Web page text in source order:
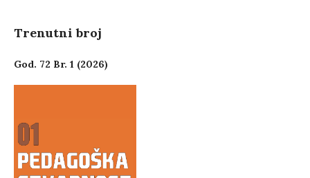
Trenutni broj
God. 72 Br. 1 (2026)